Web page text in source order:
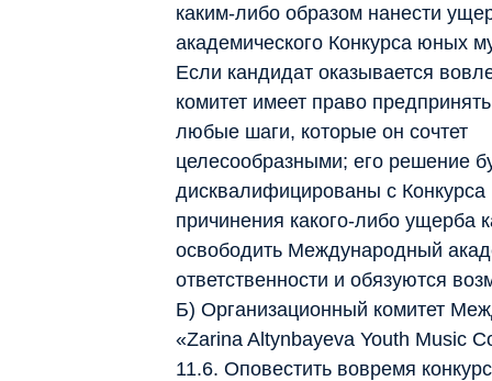
каким-либо образом нанести
академического Конкурса юных
Если кандидат оказывается
комитет имеет право
любые шаги, которые он сочтет
целесообразными; его решение
дисквалифицированы с
причинения какого-либо ущерба
освободить Международный
ответственности и обязуются
Б) Организационный комитет
«Zarina Altynbayeva Youth Music
11.6. Оповестить вовремя